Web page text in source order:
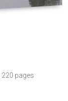
220 pages